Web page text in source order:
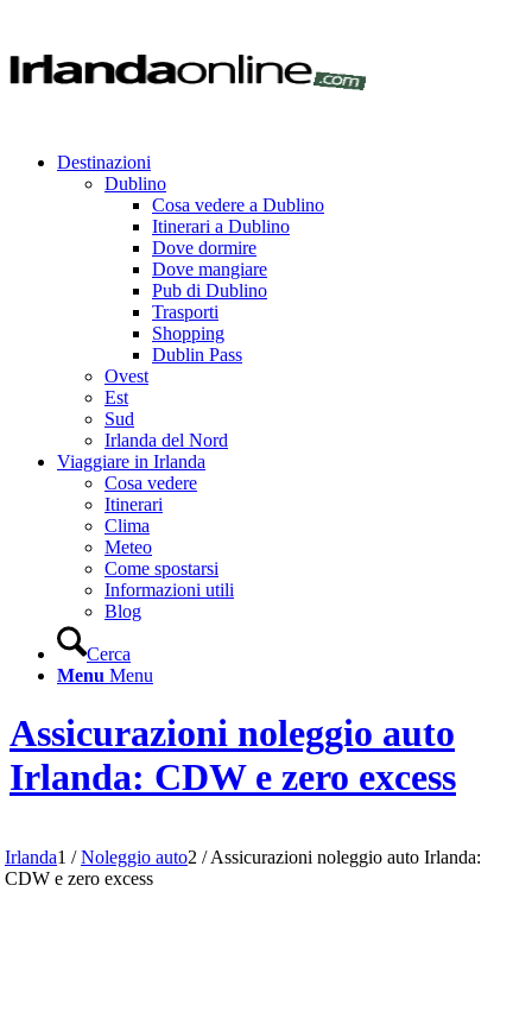
Destinazioni
Dublino
Cosa vedere a Dublino
Itinerari a Dublino
Dove dormire
Dove mangiare
Pub di Dublino
Trasporti
Shopping
Dublin Pass
Ovest
Est
Sud
Irlanda del Nord
Viaggiare in Irlanda
Cosa vedere
Itinerari
Clima
Meteo
Come spostarsi
Informazioni utili
Blog
Cerca
Menu Menu
Assicurazioni noleggio auto
Irlanda: CDW e zero excess
Irlanda1 / Noleggio auto2 / Assicurazioni noleggio auto Irlanda:
CDW e zero excess